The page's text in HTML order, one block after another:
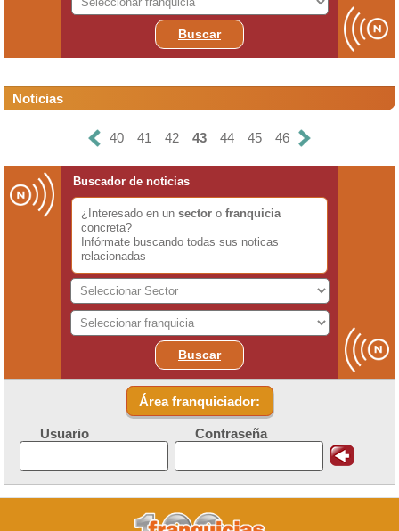
Buscar
Noticias
40 41 42 43 44 45 46
Buscador de noticias
¿Interesado en un sector o franquicia
concreta?
Infórmate buscando todas sus noticas
relacionadas
Buscar
Área franquiciador:
Usuario Contraseña